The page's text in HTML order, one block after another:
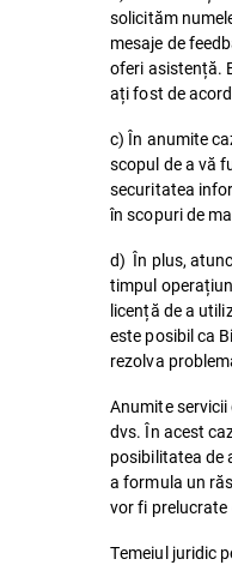
solicităm
mesaje de
oferi asistență.
ați fost de
c) În anumite
scopul de a vă
securitatea
în scopuri de
d) În plus,
timpul
licență de a
este posibil ca
rezolva
Anumite
dvs. În acest
posibilitatea de
a formula un
vor fi prelucrate
Temeiul juridic